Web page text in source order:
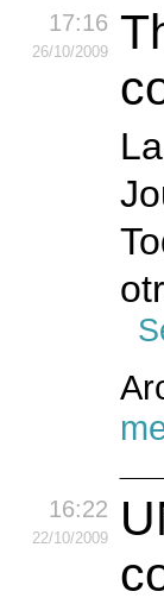
17:16
26/10/2009
16:22
22/10/2009